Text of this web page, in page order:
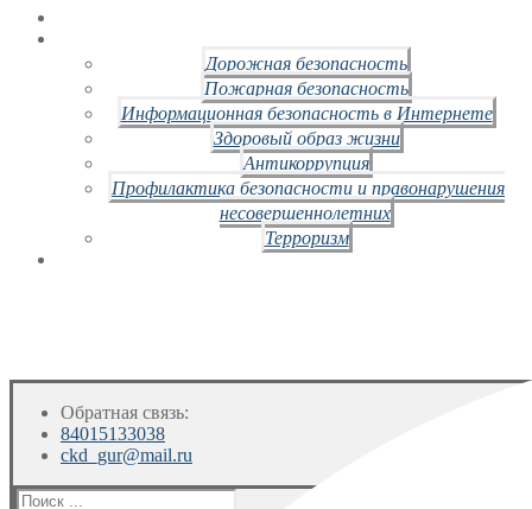
Дорожная безопасность
Пожарная безопасность
Информационная безопасность в Интернете
Здоровый образ жизни
Антикоррупция
Профилактика безопасности и правонарушения
несовершеннолетних
Терроризм
Обратная связь:
84015133038
ckd_gur@mail.ru
Искать: